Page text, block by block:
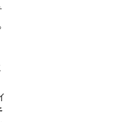
順
動スイッチバック